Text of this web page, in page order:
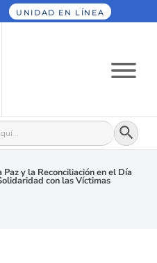
UNIDAD EN LÍNEA
Botón
Paz y la Reconciliación en el Día
con las Víctimas